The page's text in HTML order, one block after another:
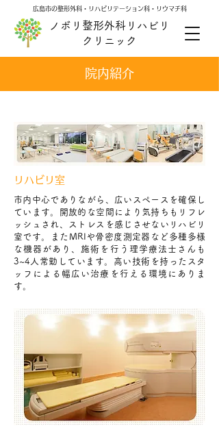
広島市の整形外科・リハビリテーション科・リウマチ科
ノボリ整形外科リハビリ
クリニック
院内紹介
​リハビリ室
市内中心でありながら、広いスペースを確保し
ています。開放的な空間により気持ちもリフレ
ッシュされ、ストレスを感じさせないリハビリ
室です。またMRIや骨密度測定器など多種多様
な機器があり、施術を行う理学療法士さんも
3~4人常勤しています。高い技術を持ったスタ
ッフによる幅広い治療を行える環境にありま
す。